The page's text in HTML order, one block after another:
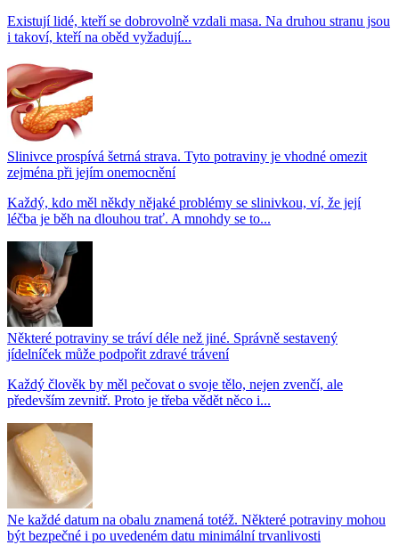
Existují lidé, kteří se dobrovolně vzdali masa. Na druhou stranu jsou
i takoví, kteří na oběd vyžadují...
Slinivce prospívá šetrná strava. Tyto potraviny je vhodné omezit
zejména při jejím onemocnění
Každý, kdo měl někdy nějaké problémy se slinivkou, ví, že její
léčba je běh na dlouhou trať. A mnohdy se to...
Některé potraviny se tráví déle než jiné. Správně sestavený
jídelníček může podpořit zdravé trávení
Každý člověk by měl pečovat o svoje tělo, nejen zvenčí, ale
především zevnitř. Proto je třeba vědět něco i...
Ne každé datum na obalu znamená totéž. Některé potraviny mohou
být bezpečné i po uvedeném datu minimální trvanlivosti